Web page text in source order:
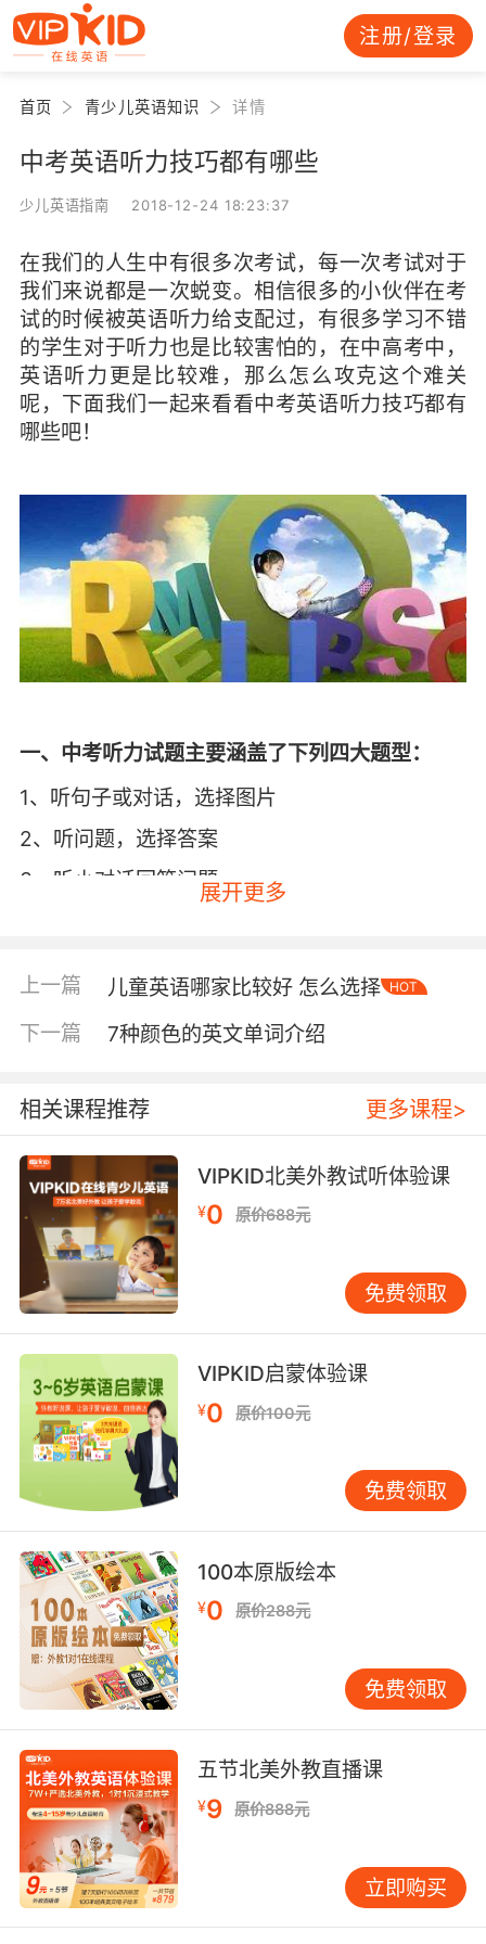
注册/登录
首页 青少儿英语知识 详情
中考英语听力技巧都有哪些
少儿英语指南 2018-12-24 18:23:37
在我们的人生中有很多次考试，每一次考试对于
我们来说都是一次蜕变。相信很多的小伙伴在考
试的时候被英语听力给支配过，有很多学习不错
的学生对于听力也是比较害怕的，在中高考中，
英语听力更是比较难，那么怎么攻克这个难关
呢，下面我们一起来看看中考英语听力技巧都有
哪些吧！
一、中考听力试题主要涵盖了下列四大题型：
1、听句子或对话，选择图片
2、听问题，选择答案
3、听小对话回答问题
比如问候、邀请、看病、预约、购物、询问、打
电话、谈论天气、询问时间等。考试大致可以分
物和事件、情景和背景等。上述问题的类型对大
家来说应该很好的理解。同时，要了解自己在平
时培训中的弱点，并采取相应的补救措施。
三、解题方法：
首先，听力理解不同于阅读材料。语言结构不如
书面语严格。它更接近我们日常生活中的口头表
达。有犹豫、停顿、重复、思考、重音、缩写、
发音、打断、倒序等现象。句子短，但内涵信息
丰富。在回答听力问题时，除了听力内容外，学
生还应特别注意说话人的语音、语调和语调中所
包含的信息。
当然了，学生应该有良好的心态。他们必须沉着
自信地倾听，集中精力，积极准备，尽快进入回
答问题的状态。此外，学生应充分利用纸质分发
与试音、听力材料回放之间的时间，迅速地阅读
题目，并抽出问题的关键词，根据题目、清单中
所包含的信息比较和推断对话内容。提出问题，
重点听讲。
例如，听句子或对话图片：对于这部分问题，其
实处理很简单，学生不用担心句子的难度，只要
你抓住关键词，就可以选择正确的答案。比如听
力稿为：Born under the star sign of lion, a
person is believed to be strong, confident
and generous。这段英语句子对于学生来说，有
很多生词和复杂句子，但是没有必要担心错误的
问题，只要掌握了关键词狮子，问题就很容易解
以上就是有关中考英语听力技巧都有哪些的相关
介绍，相信大家在看完上文之后对于中考英语听
力技巧都有哪些有了一定的了解。中考对于我们
来说也是比较重要的一场开始，对于接触英语不
久的学生来说，听力是一个难关，但是只要我们
常听常练，相信这个难关我们一定会克服过去。
希望以上文章内容能够帮助大家！
展开更多
上一篇 儿童英语哪家比较好 怎么选择 HOT
下一篇 7种颜色的英文单词介绍
相关课程推荐 更多课程>
VIPKID北美外教试听体验课
¥0 原价688元
免费领取
VIPKID启蒙体验课
¥0 原价100元
免费领取
100本原版绘本
¥0 原价288元
免费领取
五节北美外教直播课
¥9 原价888元
立即购买